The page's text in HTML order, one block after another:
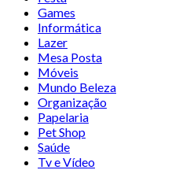
Games
Informática
Lazer
Mesa Posta
Móveis
Mundo Beleza
Organização
Papelaria
Pet Shop
Saúde
Tv e Vídeo